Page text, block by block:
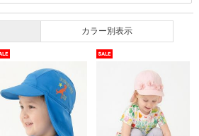
カラー別表示